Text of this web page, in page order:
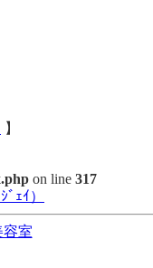
】
on line 317
ｪｲ）
容室